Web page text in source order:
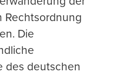
Rechtsordnung
Die
des deutschen